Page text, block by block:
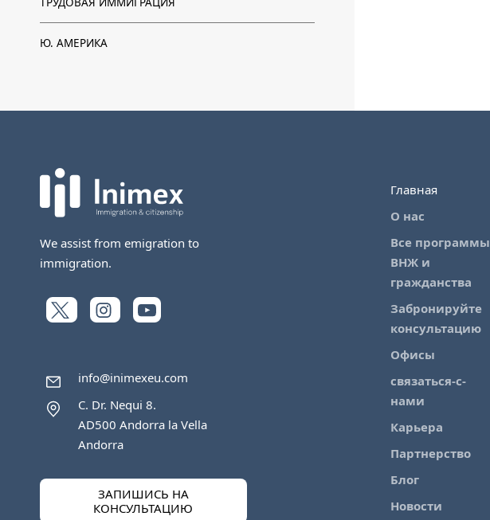
Ю. АМЕРИКА
We assist from emigration to
immigration.
info@inimexeu.com
C. Dr. Nequi 8.
AD500 Andorra la Vella
Andorra
ЗАПИШИСЬ НА
КОНСУЛЬТАЦИЮ
Главная
О нас
Все программы
ВНЖ и
гражданства
Забронируйте
консультацию
Офисы
связаться-с-
нами
Карьера
Партнерство
Блог
Новости